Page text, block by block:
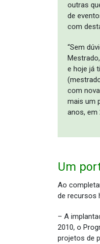
outras
de
com
“Sem
e hoje já
com
mais um
anos, em
Um
Ao
de recursos
– A
2010, o
projetos de